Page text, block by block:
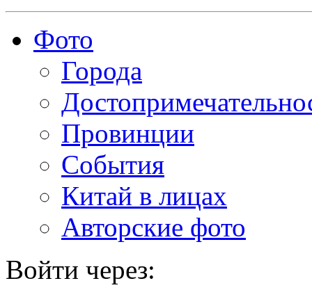
Фото
Города
Провинции
События
Китай в лицах
Авторские фото
Войти через: